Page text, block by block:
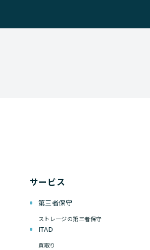
サービス
第三者保守
ストレージの第三者保守
ITAD
買取り